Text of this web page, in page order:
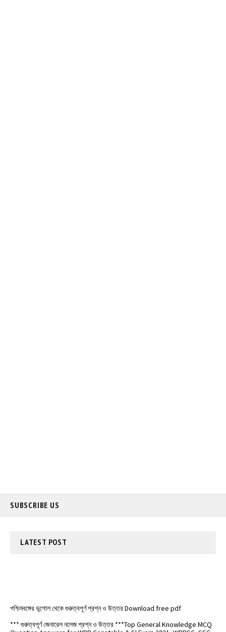
SUBSCRIBE US
LATEST POST
*** গুরুত্বপূর্ণ জেনারেল নলেজ প্রশ্ন ও উত্তর ***Top General Knowledge MCQ
Question Answers for WBP Constable & SI Exam 2021, WBPSC, SSC